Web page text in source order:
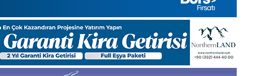
2025, Gıynık
2025,
Gıynık
Medya
manşetleri
1 Aralık 2025
1 Aralık Pazartesi 2025, Gıynık